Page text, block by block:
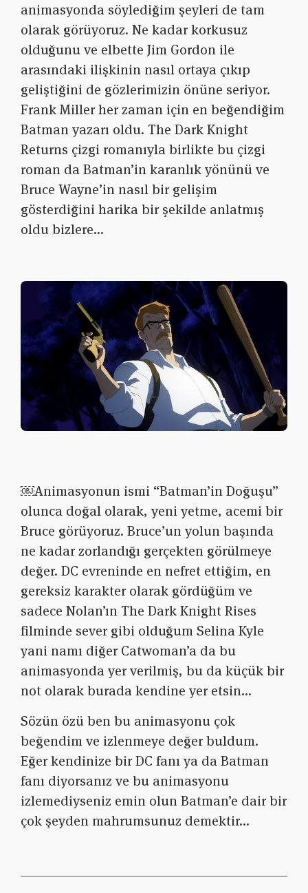
animasyonda söylediğim şeyleri de tam
olarak görüyoruz. Ne kadar korkusuz
olduğunu ve elbette Jim Gordon ile
arasındaki ilişkinin nasıl ortaya çıkıp
geliştiğini de gözlerimizin önüne seriyor.
Frank Miller her zaman için en beğendiğim
Batman yazarı oldu. The Dark Knight
Returns çizgi romanıyla birlikte bu çizgi
roman da Batman’in karanlık yönünü ve
Bruce Wayne’in nasıl bir gelişim
gösterdiğini harika bir şekilde anlatmış
oldu bizlere…
￼Animasyonun ismi “Batman’in Doğuşu”
olunca doğal olarak, yeni yetme, acemi bir
Bruce görüyoruz. Bruce’un yolun başında
ne kadar zorlandığı gerçekten görülmeye
değer. DC evreninde en nefret ettiğim, en
gereksiz karakter olarak gördüğüm ve
sadece Nolan’ın The Dark Knight Rises
filminde sever gibi olduğum Selina Kyle
yani namı diğer Catwoman’a da bu
animasyonda yer verilmiş, bu da küçük bir
not olarak burada kendine yer etsin…
Sözün özü ben bu animasyonu çok
beğendim ve izlenmeye değer buldum.
Eğer kendinize bir DC fanı ya da Batman
fanı diyorsanız ve bu animasyonu
izlemediyseniz emin olun Batman’e dair bir
çok şeyden mahrumsunuz demektir…